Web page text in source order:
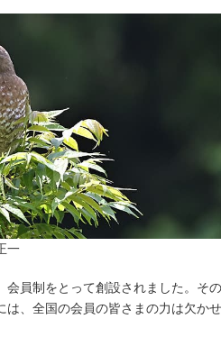
一
会員制をとって創設されました。その
は、全国の会員の皆さまの力は欠かせ